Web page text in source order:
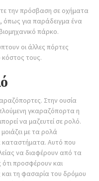
την πρόσβαση σε οχήματα
όπως για παράδειγμα ένα
πάρκο.
οι άλλες πόρτες
κόστος τους.
Στην ουσία
γκαραζόπορτα η
να μαζευτεί σε ρολό.
με τα ρολά
Αυτό που
να διαφέρουν από τα
προσφέρουν και
τη φασαρία του δρόμου